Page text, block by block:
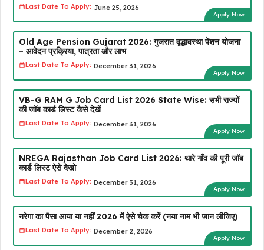
Last Date To Apply: June 25, 2026
Apply Now
Old Age Pension Gujarat 2026: गुजरात वृद्धावस्था पेंशन योजना
– आवेदन प्रक्रिया, पात्रता और लाभ
Last Date To Apply: December 31, 2026
Apply Now
VB-G RAM G Job Card List 2026 State Wise: सभी राज्यों
की जॉब कार्ड लिस्ट कैसे देखें
Last Date To Apply: December 31, 2026
Apply Now
NREGA Rajasthan Job Card List 2026: थारे गाँव की पूरी जॉब
कार्ड लिस्ट ऐसे देखो
Last Date To Apply: December 31, 2026
Apply Now
नरेगा का पैसा आया या नहीं 2026 में ऐसे चेक करें (नया नाम भी जान लीजिए)
Last Date To Apply: December 2, 2026
Apply Now